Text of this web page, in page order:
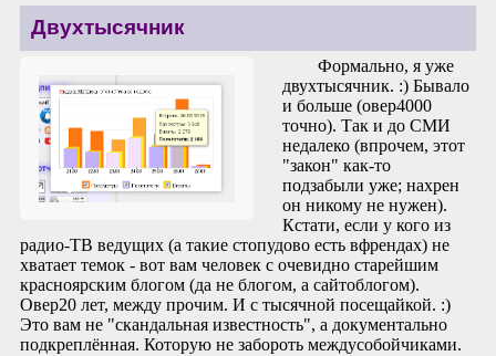
Двухтысячник
Формально, я уже
двухтысячник. :) Бывало
и больше (овер4000
точно). Так и до СМИ
недалеко (впрочем, этот
"закон" как-то
подзабыли уже; нахрен
он никому не нужен).
Кстати, если у кого из
радио-ТВ ведущих (а такие стопудово есть вфрендах) не
хватает темок - вот вам человек с очевидно старейшим
красноярским блогом (да не блогом, а сайтоблогом).
Овер20 лет, между прочим. И с тысячной посещайкой. :)
Это вам не "скандальная известность", а документально
подкреплённая. Которую не забороть междусобойчиками.